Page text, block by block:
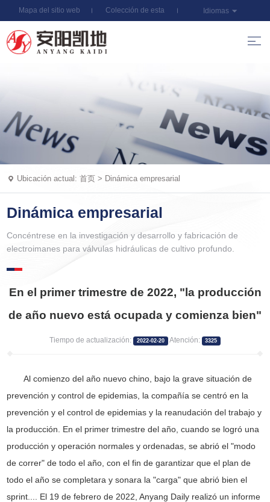
Mapa del sitio web Colección de esta Idiomas
Ubicación actual: 首页 > Dinámica empresarial
Dinámica empresarial
Concéntrese en la investigación y desarrollo y fabricación de
electroimanes para válvulas hidráulicas de cultivo profundo.
En el primer trimestre de 2022, "la producción
de año nuevo está ocupada y comienza bien"
Tiempo de actualización: 2022-02-20 Atención: 3325
Al comienzo del año nuevo chino, bajo la grave situación de
prevención y control de epidemias, la compañía se centró en la
prevención y el control de epidemias y la reanudación del trabajo y
la producción. En el primer trimestre del año, cuando se logró una
producción y operación normales y ordenadas, se abrió el "modo
de correr" de todo el año, con el fin de garantizar que el plan de
todo el año se completara y sonara la "carga" que abrió bien el
sprint.... El 19 de febrero de 2022, Anyang Daily realizó un informe